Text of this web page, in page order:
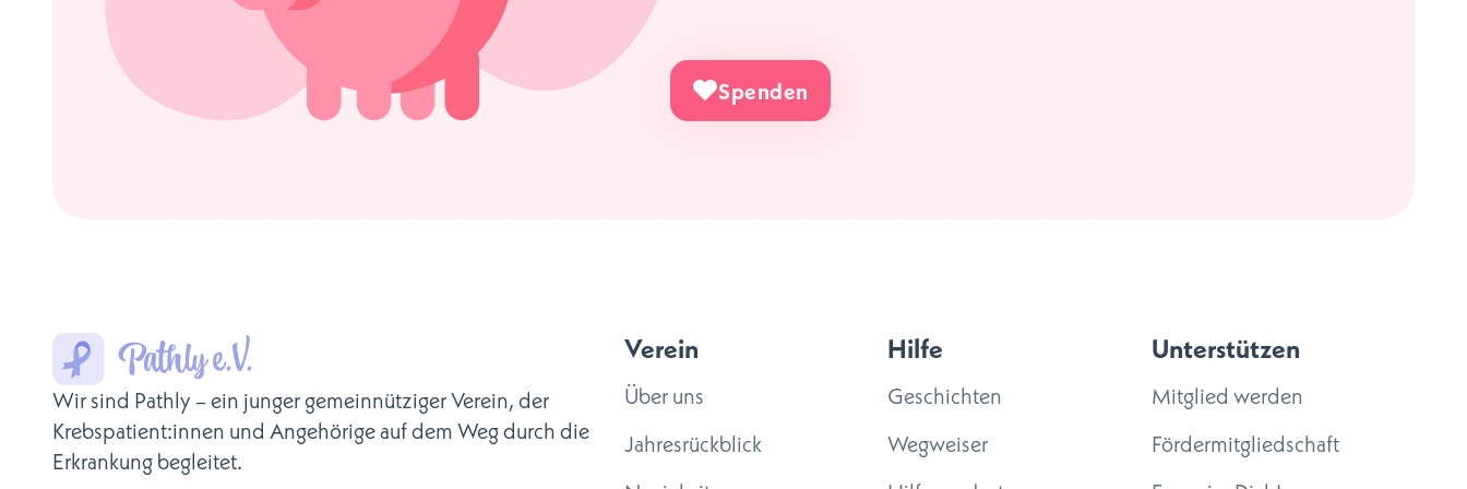
Spenden
Wir sind Pathly – ein junger gemeinnütziger Verein, der
Krebspatient:innen und Angehörige auf dem Weg durch die
Erkrankung begleitet.
Verein
Über uns
Jahresrückblick
Hilfe
Geschichten
Wegweiser
Unterstützen
Mitglied werden
Fördermitgliedschaft